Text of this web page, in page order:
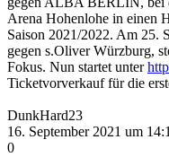
Arena Hohenlohe in einen
Saison 2021/2022. Am 25.
gegen s.Oliver Würzburg,
Fokus. Nun startet unter
Ticketvorverkauf für die
DunkHard23
16. September 2021 um
0